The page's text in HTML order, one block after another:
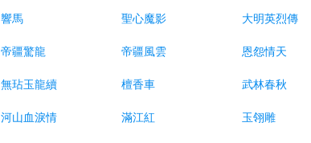
響馬 聖心魔影 大明英烈傳
帝疆驚龍 帝疆風雲 恩怨情天
無玷玉龍續 檀香車 武林春秋
河山血淚情 滿江紅 玉翎雕